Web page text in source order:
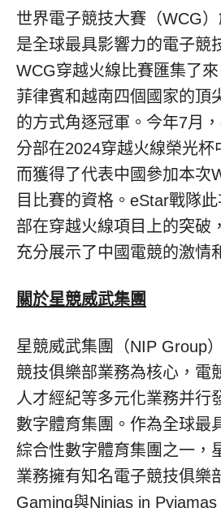
世界電子競技大賽（WCG）
是全球最具影響力的電子競
WCG穿越火線比賽匯集了來
菲律賓和越南四個國家的頂
的方式角逐冠軍。今年7月
分部在2024穿越火線榮光杯
而獲得了代表中國參加本次
目比賽的資格。eStar戰隊
部在穿越火線項目上的突破
充分展示了中國電競的激情
關於星競威武集團
星競威武集團（NIP Group
競技俱樂部業務為核心，電
人才經紀等多元化業務并行
數字體育集團。作為全球最
綜合性數字體育集團之一，
業務擁有知名電子競技俱樂
Gaming與Ninjas in Pyjamas